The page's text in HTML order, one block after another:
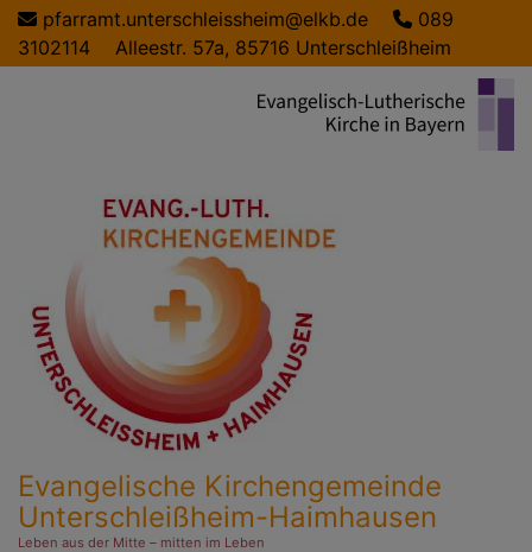
Direkt
zum
Inhalt
pfarramt.unterschleissheim@elkb.de
089
3102114
Alleestr. 57a, 85716 Unterschleißheim
Evangelische Kirchengemeinde
Unterschleißheim-Haimhausen
Leben aus der Mitte – mitten im Leben